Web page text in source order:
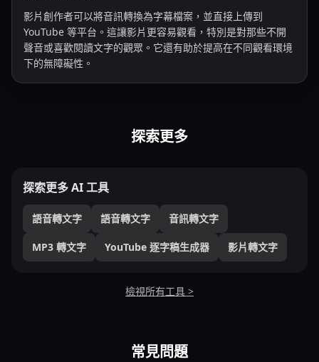
影片創作者可以將音訊轉換為字幕檔案，並直接上傳到
YouTube 等平台。這讓影片更容易觀看，特別是對那些不開
聲音或喜歡閱讀文字的觀眾。它還有助於提高在不同觀看環境
下的無障礙性。
探索更多
探索更多 AI 工具
語音轉文字 語音轉文字 音訊轉文字
MP3 轉文字 YouTube 逐字稿生成器 影片轉文字
檢視所有工具 >
常見問題